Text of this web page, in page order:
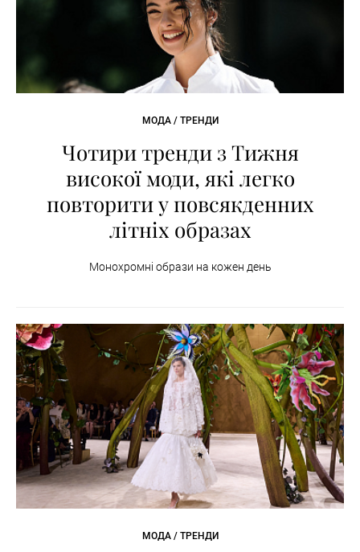
МОДА / ТРЕНДИ
Чотири тренди з Тижня
високої моди, які легко
повторити у повсякденних
літніх образах
Монохромні образи на кожен день
МОДА / ТРЕНДИ